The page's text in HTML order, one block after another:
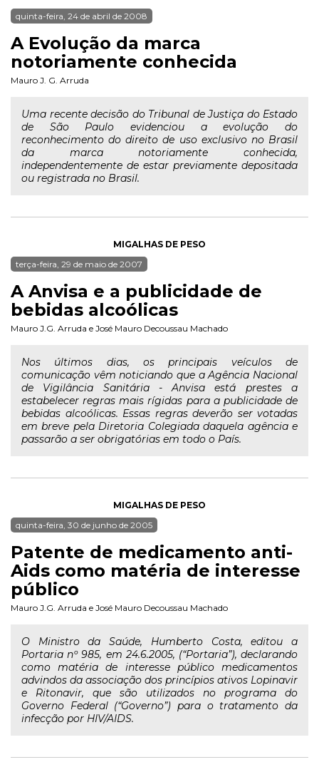
quinta-feira, 24 de abril de 2008
A Evolução da marca
notoriamente conhecida
Mauro J. G. Arruda
Uma recente decisão do Tribunal de Justiça do Estado
de São Paulo evidenciou a evolução do
reconhecimento do direito de uso exclusivo no Brasil
da marca notoriamente conhecida,
independentemente de estar previamente depositada
ou registrada no Brasil.
MIGALHAS DE PESO
terça-feira, 29 de maio de 2007
A Anvisa e a publicidade de
bebidas alcoólicas
Mauro J.G. Arruda e José Mauro Decoussau Machado
Nos últimos dias, os principais veículos de
comunicação vêm noticiando que a Agência Nacional
de Vigilância Sanitária - Anvisa está prestes a
estabelecer regras mais rígidas para a publicidade de
bebidas alcoólicas. Essas regras deverão ser votadas
em breve pela Diretoria Colegiada daquela agência e
passarão a ser obrigatórias em todo o País.
MIGALHAS DE PESO
quinta-feira, 30 de junho de 2005
Patente de medicamento anti-
Aids como matéria de interesse
público
Mauro J.G. Arruda e José Mauro Decoussau Machado
O Ministro da Saúde, Humberto Costa, editou a
Portaria nº 985, em 24.6.2005, (“Portaria”), declarando
como matéria de interesse público medicamentos
advindos da associação dos princípios ativos Lopinavir
e Ritonavir, que são utilizados no programa do
Governo Federal (“Governo”) para o tratamento da
infecção por HIV/AIDS.